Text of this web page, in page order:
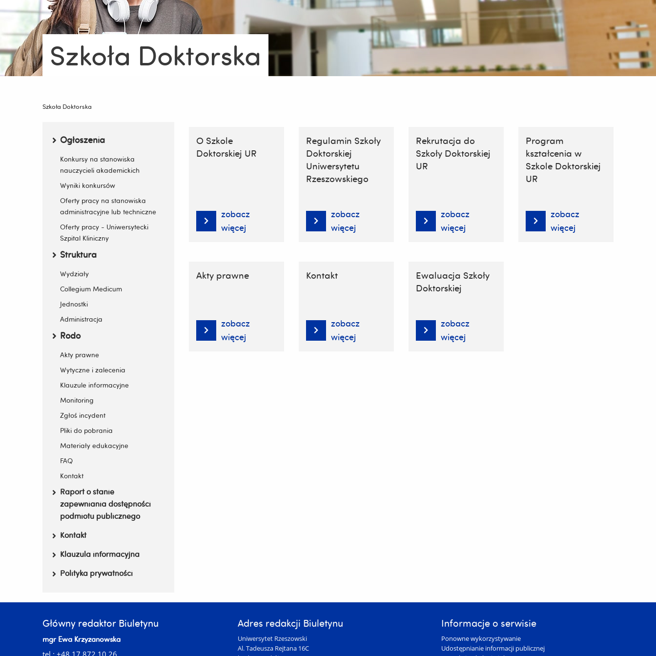
Szkoła Doktorska
Szkoła Doktorska
Menu boczne
Ogłoszenia
Zwiń / rozwiń submenu
Konkursy na stanowiska
nauczycieli akademickich
Wyniki konkursów
Oferty pracy na stanowiska
administracyjne lub techniczne
Oferty pracy - Uniwersytecki
Szpital Kliniczny
Struktura
Zwiń / rozwiń submenu
Wydziały
Collegium Medicum
Jednostki
Administracja
Rodo
Zwiń / rozwiń submenu
Akty prawne
Wytyczne i zalecenia
Klauzule informacyjne
Monitoring
Zgłoś incydent
Pliki do pobrania
Materiały edukacyjne
FAQ
Kontakt
Raport o stanie
zapewniania dostępności
podmiotu publicznego
Kontakt
Klauzula informacyjna
Polityka prywatności
O Szkole
Doktorskiej UR
zobacz
więcej
Regulamin Szkoły
Doktorskiej
Uniwersytetu
Rzeszowskiego
zobacz
więcej
Rekrutacja do
Szkoły Doktorskiej
UR
zobacz
więcej
Program
kształcenia w
Szkole Doktorskiej
UR
zobacz
więcej
Akty prawne
zobacz
więcej
Kontakt
zobacz
więcej
Ewaluacja Szkoły
Doktorskiej
zobacz
więcej
Główny redaktor Biuletynu
mgr Ewa Krzyżanowska
tel.: +48 17 872 10 26
Adres redakcji Biuletynu
Uniwersytet Rzeszowski
Al. Tadeusza Rejtana 16C
Informacje o serwisie
Ponowne wykorzystywanie
Udostępnianie informacji publicznej